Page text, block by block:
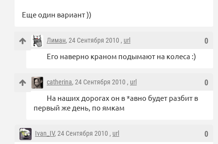
Еще один вариант ))
0
Лиман, 24 Сентября 2010 , url
Его наверно краном подымают на колеса :)
0
catherina, 24 Сентября 2010 , url
На наших дорогах он в *авно будет разбит в
первый же день, по ямкам
0
Ivan_IV, 24 Сентября 2010 , url